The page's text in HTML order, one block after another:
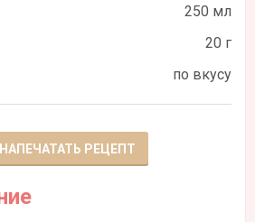
250 мл
20 г
по вкусу
НАПЕЧАТАТЬ РЕЦЕПТ